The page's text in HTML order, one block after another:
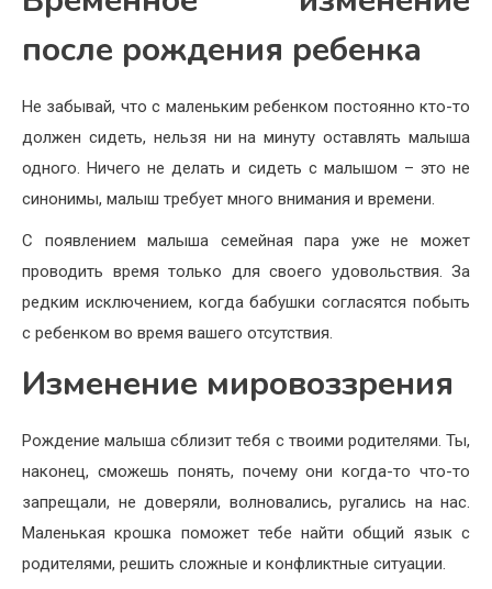
после рождения ребенка
Не забывай, что с маленьким ребенком постоянно кто-то
должен сидеть, нельзя ни на минуту оставлять малыша
одного. Ничего не делать и сидеть с малышом – это не
синонимы, малыш требует много внимания и времени.
С появлением малыша семейная пара уже не может
проводить время только для своего удовольствия. За
редким исключением, когда бабушки согласятся побыть
с ребенком во время вашего отсутствия.
Изменение мировоззрения
Рождение малыша сблизит тебя с твоими родителями. Ты,
наконец, сможешь понять, почему они когда-то что-то
запрещали, не доверяли, волновались, ругались на нас.
Маленькая крошка поможет тебе найти общий язык с
родителями, решить сложные и конфликтные ситуации.